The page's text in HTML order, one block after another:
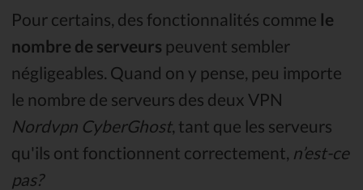
Pour certains, des fonctionnalités comme le
nombre de serveurs peuvent sembler
négligeables. Quand on y pense, peu importe
le nombre de serveurs des deux VPN
Nordvpn CyberGhost, tant que les serveurs
qu'ils ont fonctionnent correctement, n’est-ce
pas?